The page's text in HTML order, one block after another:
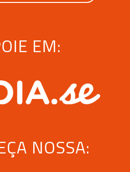
EM:
NOSSA: